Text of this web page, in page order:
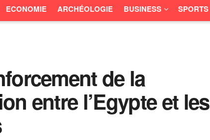
ECONOMIE ARCHÉOLOGIE BUSINESS SPORTS
de la
entre l’Egypte et les